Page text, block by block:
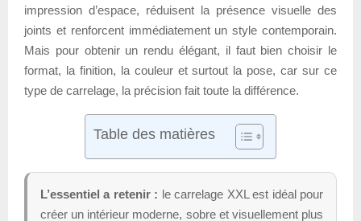
impression d’espace, réduisent la présence visuelle des
joints et renforcent immédiatement un style contemporain.
Mais pour obtenir un rendu élégant, il faut bien choisir le
format, la finition, la couleur et surtout la pose, car sur ce
type de carrelage, la précision fait toute la différence.
Table des matières
L’essentiel a retenir : le carrelage XXL est idéal pour
créer un intérieur moderne, sobre et visuellement plus